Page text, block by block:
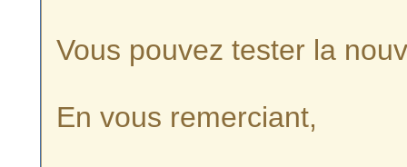
Vous pouvez tester la
En vous remerciant,